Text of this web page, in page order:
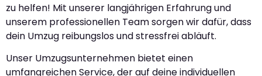
zu helfen! Mit unserer langjährigen Erfahrung und
unserem professionellen Team sorgen wir dafür, dass
dein Umzug reibungslos und stressfrei abläuft.
Unser Umzugsunternehmen bietet einen
umfangreichen Service, der auf deine individuellen